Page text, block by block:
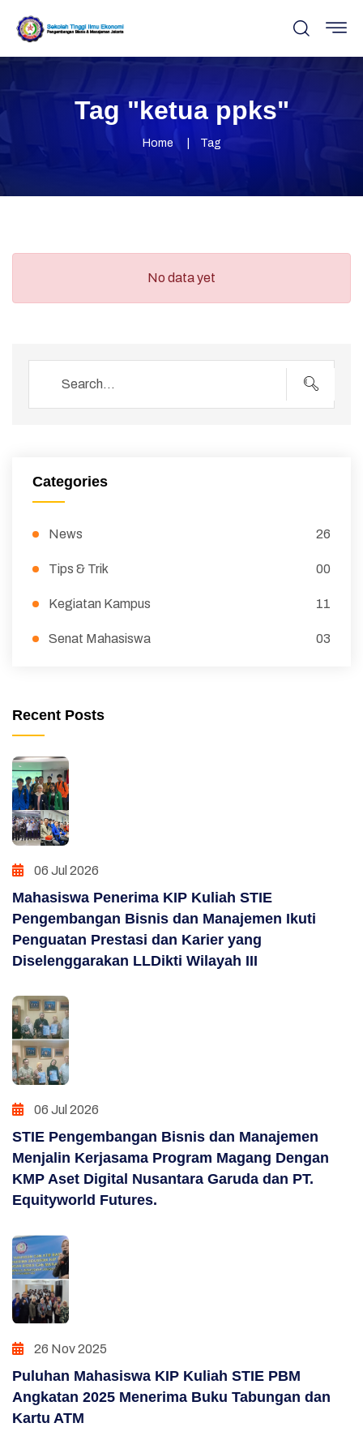
Tag "ketua ppks"
Home Tag
No data yet
Categories
News 26
Tips & Trik 00
Kegiatan Kampus 11
Senat Mahasiswa 03
Recent Posts
06 Jul 2026
Mahasiswa Penerima KIP Kuliah STIE
Pengembangan Bisnis dan Manajemen Ikuti
Penguatan Prestasi dan Karier yang
Diselenggarakan LLDikti Wilayah III
06 Jul 2026
STIE Pengembangan Bisnis dan Manajemen
Menjalin Kerjasama Program Magang Dengan
KMP Aset Digital Nusantara Garuda dan PT.
Equityworld Futures.
26 Nov 2025
Puluhan Mahasiswa KIP Kuliah STIE PBM
Angkatan 2025 Menerima Buku Tabungan dan
Kartu ATM